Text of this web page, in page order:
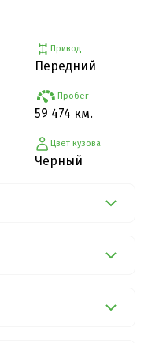
Привод
Передний
Пробег
59 474 км.
Цвет кузова
Черный